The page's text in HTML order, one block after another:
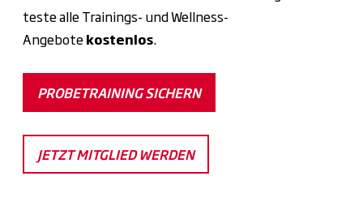
teste alle Trainings- und Wellness-
Angebotekostenlos.
PROBETRAINING SICHERN
JETZT MITGLIED WERDEN